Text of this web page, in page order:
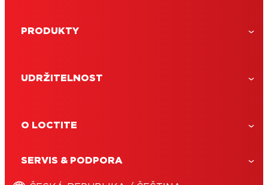
LOCTITE Super Bond Precision
PRODUKTY
UDRŽITELNOST
O LOCTITE
SERVIS & PODPORA